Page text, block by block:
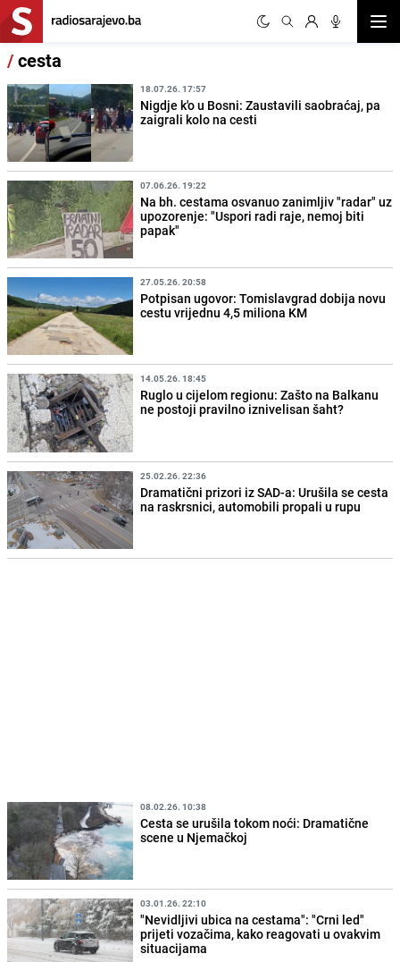
/cesta
18.07.26. 17:57
Nigdje k'o u Bosni: Zaustavili saobraćaj, pa
zaigrali kolo na cesti
07.06.26. 19:22
Na bh. cestama osvanuo zanimljiv "radar" uz
upozorenje: "Uspori radi raje, nemoj biti
papak"
27.05.26. 20:58
Potpisan ugovor: Tomislavgrad dobija novu
cestu vrijednu 4,5 miliona KM
14.05.26. 18:45
Ruglo u cijelom regionu: Zašto na Balkanu
ne postoji pravilno iznivelisan šaht?
25.02.26. 22:36
Dramatični prizori iz SAD-a: Urušila se cesta
na raskrsnici, automobili propali u rupu
08.02.26. 10:38
Cesta se urušila tokom noći: Dramatične
scene u Njemačkoj
03.01.26. 22:10
"Nevidljivi ubica na cestama": "Crni led"
prijeti vozačima, kako reagovati u ovakvim
situacijama